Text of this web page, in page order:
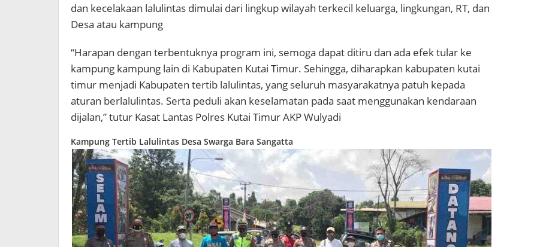
dan kecelakaan lalulintas dimulai dari lingkup wilayah terkecil keluarga, lingkungan, RT, dan
Desa atau kampung
“Harapan dengan terbentuknya program ini, semoga dapat ditiru dan ada efek tular ke
kampung kampung lain di Kabupaten Kutai Timur. Sehingga, diharapkan kabupaten kutai
timur menjadi Kabupaten tertib lalulintas, yang seluruh masyarakatnya patuh kepada
aturan berlalulintas. Serta peduli akan keselamatan pada saat menggunakan kendaraan
dijalan,” tutur Kasat Lantas Polres Kutai Timur AKP Wulyadi
Kampung Tertib Lalulintas Desa Swarga Bara Sangatta